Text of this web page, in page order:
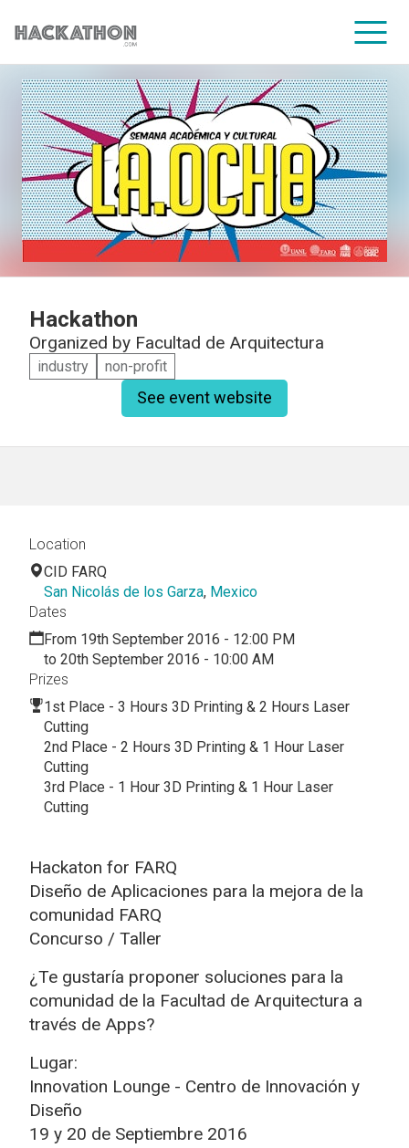
CORPORATE SERVICES
Hackathon
Organized by Facultad de Arquitectura
industry non-profit
See event website
Hackaton for FARQ
Diseño de Aplicaciones para la mejora de la
comunidad FARQ
Concurso / Taller
¿Te gustaría proponer soluciones para la
comunidad de la Facultad de Arquitectura a
través de Apps?
Lugar:
Innovation Lounge - Centro de Innovación y
Diseño
19 y 20 de Septiembre 2016
Location
CID FARQ
San Nicolás de los Garza, Mexico
Dates
From 19th September 2016 - 12:00 PM
to 20th September 2016 - 10:00 AM
Prizes
1st Place - 3 Hours 3D Printing & 2 Hours Laser
Cutting
2nd Place - 2 Hours 3D Printing & 1 Hour Laser
Cutting
3rd Place - 1 Hour 3D Printing & 1 Hour Laser
Cutting